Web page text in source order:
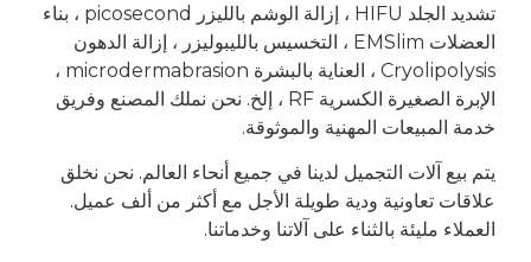
تشديد الجلد HIFU ، إزالة الوشم بالليزر picosecond ، بناء
العضلات EMSlim ، التخسيس بالليبوليزر ، إزالة الدهون
Cryolipolysis ، العناية بالبشرة microdermabrasion ،
الإبرة الصغيرة الكسرية RF ، إلخ. نحن نملك المصنع وفريق
خدمة المبيعات المهنية والموثوقة.
يتم بيع آلات التجميل لدينا في جميع أنحاء العالم. نحن نخلق
علاقات تعاونية ودية طويلة الأجل مع أكثر من ألف عميل.
العملاء مليئة بالثناء على آلاتنا وخدماتنا.